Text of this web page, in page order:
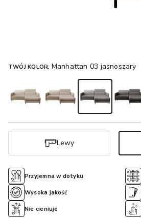
TWÓJ KOLOR: Manhattan 03 jasnoszary
Przyjemna w dotyku
Wysoka jakość
Nie cieniuje
Lewy